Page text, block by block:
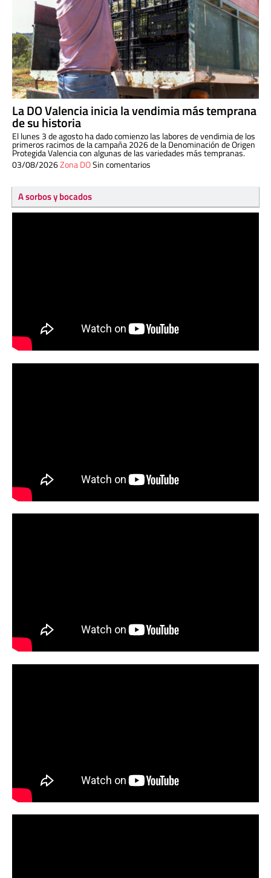
La DO Valencia inicia la vendimia más temprana
de su historia
El lunes 3 de agosto ha dado comienzo las labores de vendimia de los
primeros racimos de la campaña 2026 de la Denominación de Origen
Protegida Valencia con algunas de las variedades más tempranas.
03/08/2026Zona DOSin comentarios
A sorbos y bocados